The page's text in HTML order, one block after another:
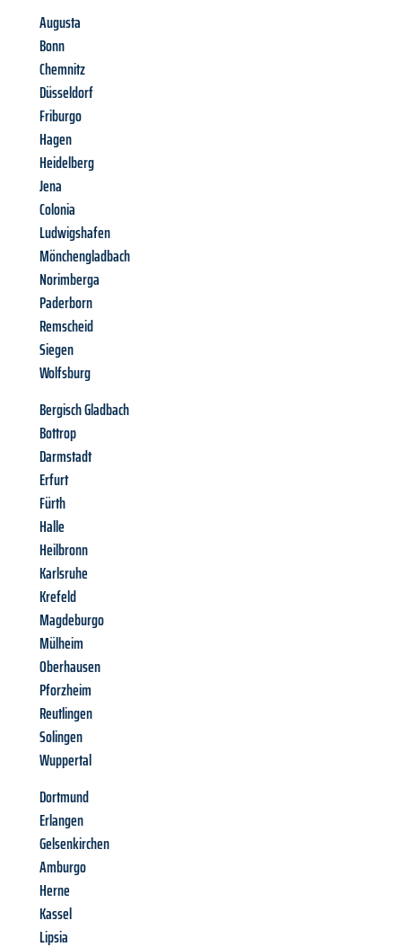
Augusta
Bonn
Chemnitz
Düsseldorf
Friburgo
Hagen
Heidelberg
Jena
Colonia
Ludwigshafen
Mönchengladbach
Norimberga
Paderborn
Remscheid
Siegen
Wolfsburg
Bergisch Gladbach
Bottrop
Darmstadt
Erfurt
Fürth
Halle
Heilbronn
Karlsruhe
Krefeld
Magdeburgo
Mülheim
Oberhausen
Pforzheim
Reutlingen
Solingen
Wuppertal
Dortmund
Erlangen
Gelsenkirchen
Amburgo
Herne
Kassel
Lipsia